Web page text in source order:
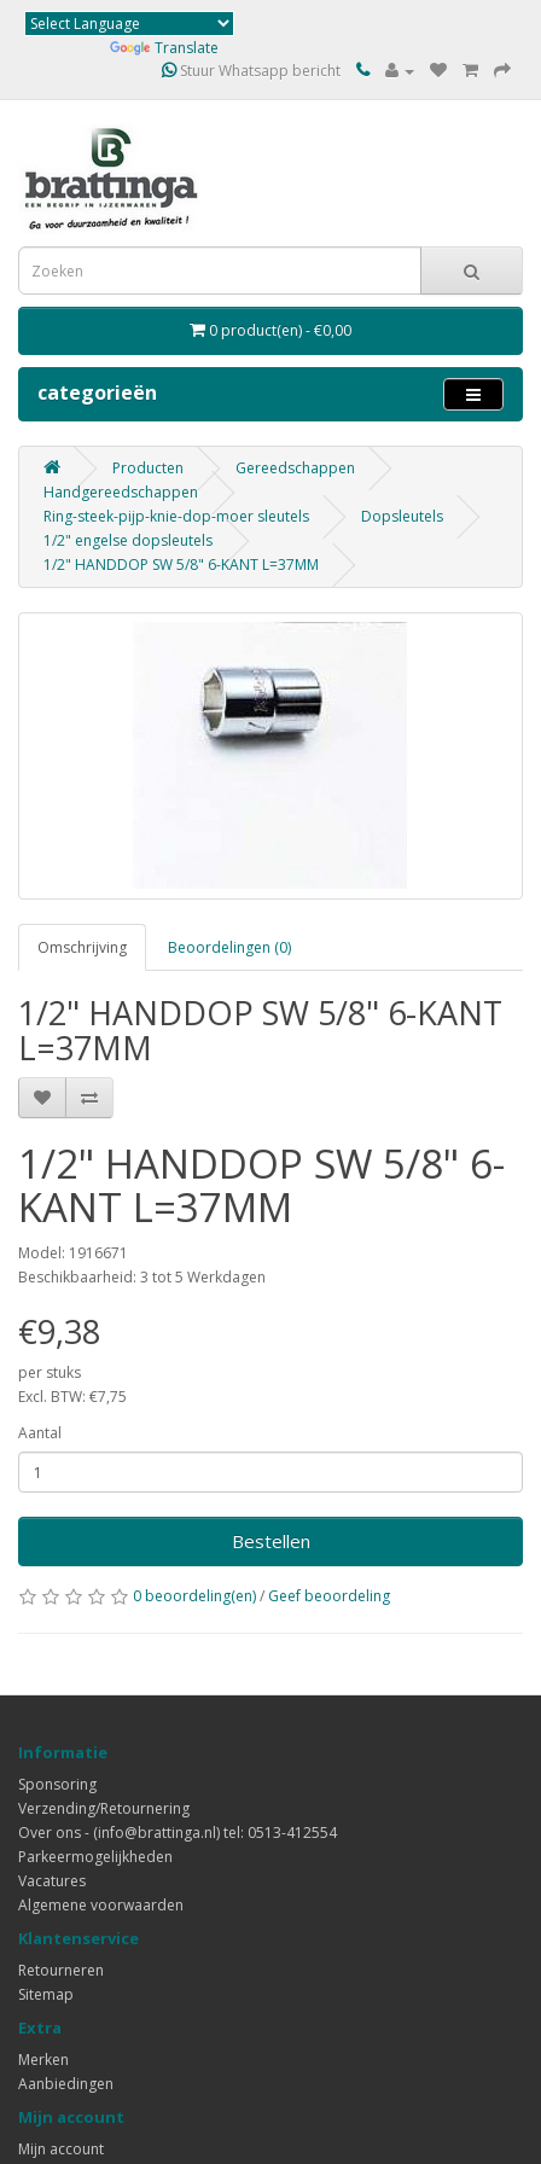
Translate
Stuur Whatsapp bericht
0 product(en) - €0,00
categorieën
Producten
Gereedschappen
Handgereedschappen
Ring-steek-pijp-knie-dop-moer sleutels
Dopsleutels
1/2" engelse dopsleutels
1/2" HANDDOP SW 5/8" 6-KANT L=37MM
Omschrijving Beoordelingen (0)
1/2" HANDDOP SW 5/8" 6-KANT
L=37MM
1/2" HANDDOP SW 5/8" 6-
KANT L=37MM
Model: 1916671
Beschikbaarheid: 3 tot 5 Werkdagen
€9,38
per stuks
Excl. BTW: €7,75
Aantal
Bestellen
0 beoordeling(en)/ Geef beoordeling
Informatie
Sponsoring
Verzending/Retournering
Over ons - (info@brattinga.nl) tel: 0513-412554
Parkeermogelijkheden
Vacatures
Algemene voorwaarden
Klantenservice
Retourneren
Sitemap
Extra
Merken
Aanbiedingen
Mijn account
Mijn account